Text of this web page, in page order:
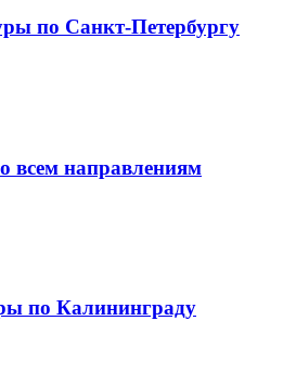
по Санкт-Петербургу
всем направлениям
по Калининграду